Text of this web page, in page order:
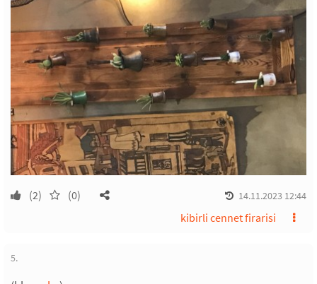
(2) (0) 14.11.2023 12:44
kibirli cennet firarisi
5.